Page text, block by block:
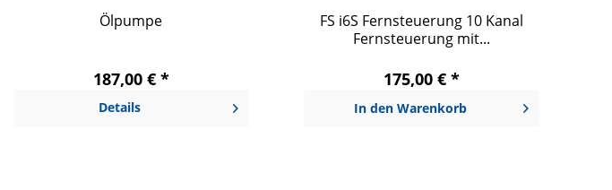
Ölpumpe
187,00 € *
Details
FS i6S Fernsteuerung 10 Kanal
Fernsteuerung mit...
175,00 € *
In den Warenkorb